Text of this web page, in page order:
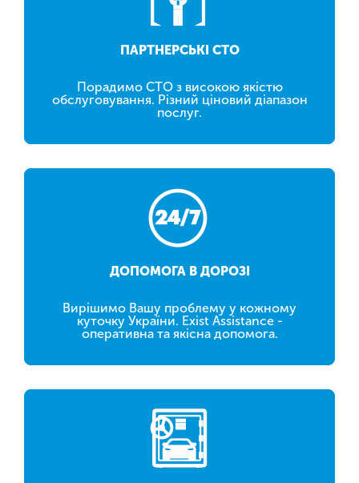
ПАРТНЕРСЬКІ СТО
Порадимо СТО з високою якістю
обслуговування. Різний ціновий діапазон
послуг.
ДОПОМОГА В ДОРОЗІ
Вирішимо Вашу проблему у кожному
куточку України. Exist Assistance -
оперативна та якісна допомога.